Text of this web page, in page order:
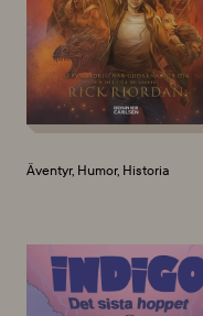
Äventyr, Humor, Historia